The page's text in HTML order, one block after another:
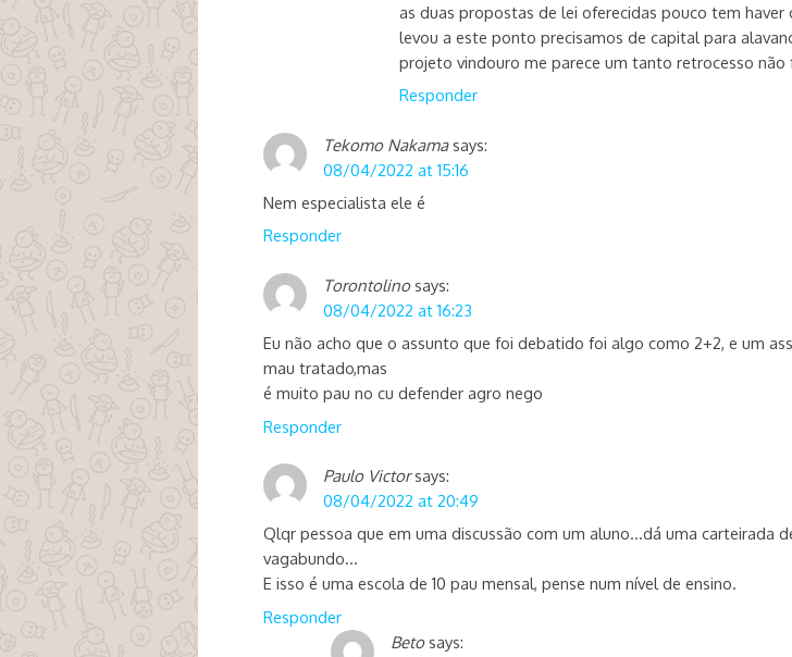
as duas propostas de lei oferecidas pouco tem
levou a este ponto precisamos de capital para
projeto vindouro me parece um tanto retrocesso
Responder
Tekomo Nakama says:
08/04/2022 at 15:16
Nem especialista ele é
Responder
Torontolino says:
08/04/2022 at 16:23
Eu não acho que o assunto que foi debatido foi algo como 2+2, e um
mau tratado,mas
é muito pau no cu defender agro nego
Responder
Paulo Victor says:
08/04/2022 at 20:49
Qlqr pessoa que em uma discussão com um aluno…dá uma carteirada
vagabundo…
E isso é uma escola de 10 pau mensal, pense num nível de ensino.
Responder
Beto says: